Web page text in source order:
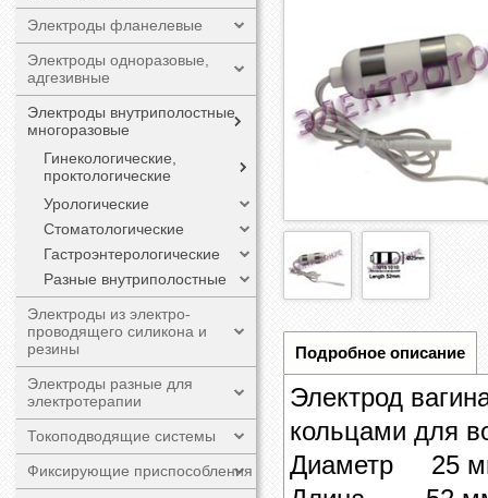
Электроды фланелевые
Электроды одноразовые,
адгезивные
Электроды внутриполостные
многоразовые
Гинекологические,
проктологические
Урологические
Стоматологические
Гастроэнтерологические
Разные внутриполостные
Электроды из электро-
проводящего силикона и
резины
Электроды разные для
электротерапии
Токоподводящие системы
Фиксирующие приспособления
Подробное описание
Электрод
кольцами для
Диаметр 25